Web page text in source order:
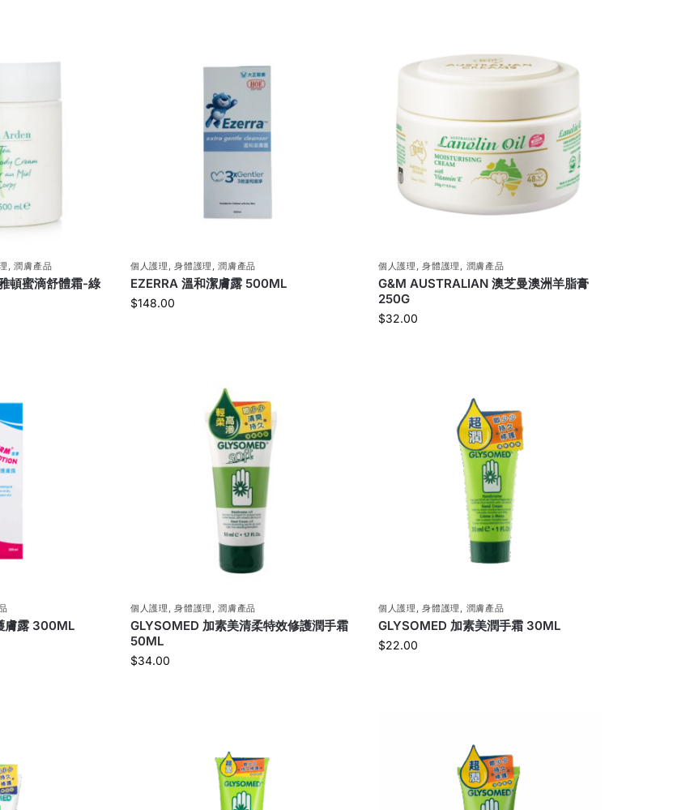
,潤膚產品
頓蜜滴舒體霜-綠
個人護理 ,身體護理 ,潤膚產品
EZERRA 溫和潔膚露 500ML
$148.00
個人護理 ,身體護理 , 潤膚產品
G&M AUSTRALIAN 澳芝曼澳洲羊脂膏
250G
$32.00
膚露 300ML
個人護理 ,身體護理 ,潤膚產品
GLYSOMED 加素美清柔特效修護潤手霜
50ML
$34.00
個人護理 ,身體護理 , 潤膚產品
GLYSOMED 加素美潤手霜 30ML
$22.00